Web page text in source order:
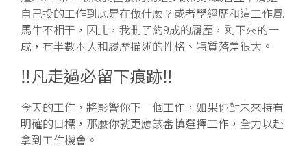
自己投的工作到底是在做什麼？或者學經歷和這工作風
馬牛不相干，因此，我刪了約9成的履歷，剩下來的一
成，有半數本人和履歷描述的性格、特質落差很大。
‼️凡走過必留下痕跡‼️
今天的工作，將影響你下一個工作，如果你對未來持有
明確的目標，那麼你就更應該審慎選擇工作，全力以赴
拿到工作機會。